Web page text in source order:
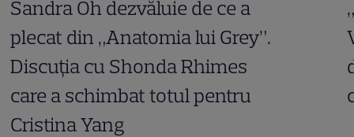
Sandra Oh dezvăluie de ce a
plecat din „Anatomia lui Grey”.
Discuția cu Shonda Rhimes
care a schimbat totul pentru
Cristina Yang